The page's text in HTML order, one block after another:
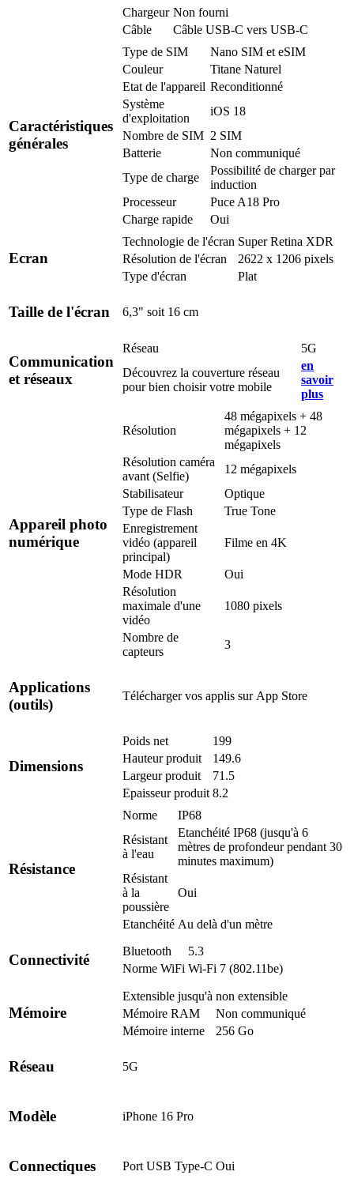
Chargeur Non fourni
Câble
Câble USB-C vers USB-C
Caractéristiques
générales
Type de SIM
Nano SIM et eSIM
Couleur
Titane Naturel
Etat de l'appareil Reconditionné
Système
d'exploitation
iOS 18
Nombre de SIM 2 SIM
Batterie
Non communiqué
Type de charge
Possibilité de charger par
induction
Processeur
Puce A18 Pro
Charge rapide
Oui
Ecran
Technologie de l'écran Super Retina XDR
Résolution de l'écran
2622 x 1206 pixels
Type d'écran
Plat
Taille de l'écran 6,3" soit 16 cm
Communication
et réseaux
Réseau
5G
Découvrez la couverture réseau
pour bien choisir votre mobile
en
savoir
plus
Appareil photo
numérique
Résolution
48 mégapixels + 48
mégapixels + 12
mégapixels
Résolution caméra
avant (Selfie)
12 mégapixels
Stabilisateur
Optique
Type de Flash
True Tone
Enregistrement
vidéo (appareil
principal)
Filme en 4K
Mode HDR
Oui
Résolution
maximale d'une
vidéo
1080 pixels
Nombre de
capteurs
3
Applications
(outils)
Télécharger vos applis sur App Store
Dimensions
Poids net
199
Hauteur produit
149.6
Largeur produit
71.5
Epaisseur produit 8.2
Résistance
Norme
IP68
Résistant
à l'eau
Etanchéité IP68 (jusqu'à 6
mètres de profondeur pendant 30
minutes maximum)
Résistant
à la
poussière
Oui
Etanchéité Au delà d'un mètre
Connectivité
Bluetooth
5.3
Norme WiFi Wi-Fi 7 (802.11be)
Mémoire
Extensible jusqu'à non extensible
Mémoire RAM
Non communiqué
Mémoire interne
256 Go
Réseau 5G
Modèle iPhone 16 Pro
Connectiques Port USB Type-C Oui